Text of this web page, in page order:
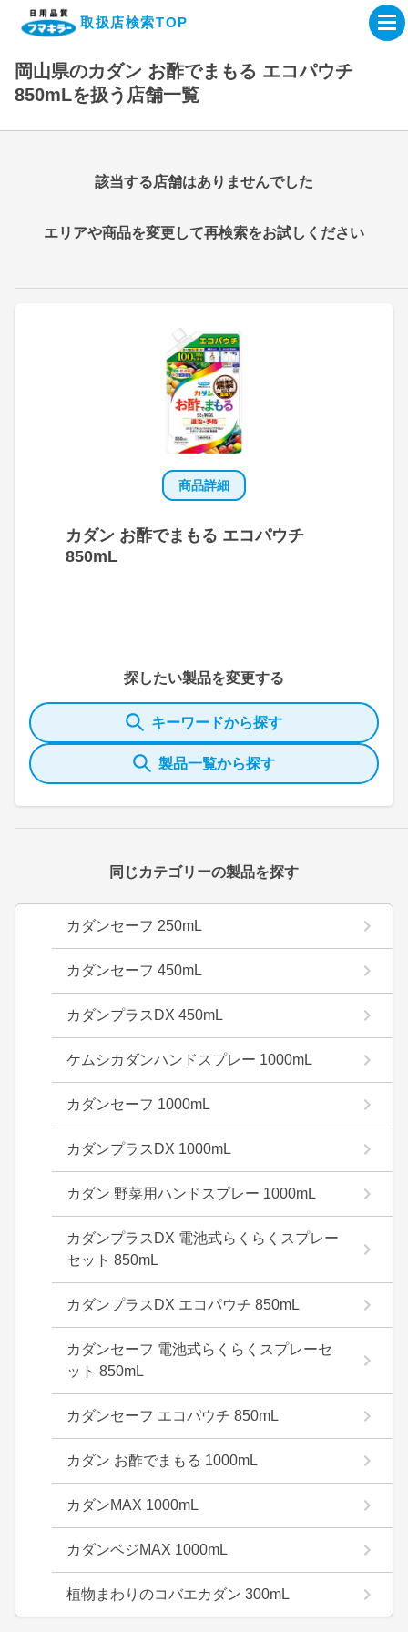
取扱店検索TOP
企業・IR情報サイト
製品情報サイト
オンラインショップ
製品検索はこちら
取扱店検索はこちら
岡山県のカダン お酢でまもる エコパウチ
850mLを扱う店舗一覧
商品詳細
カダン お酢でまもる エコパウチ
850mL
探したい製品を変更する
キーワードから探す
製品一覧から探す
同じカテゴリーの製品を探す
カダンセーフ 250mL
カダンセーフ 450mL
カダンプラスDX 450mL
ケムシカダンハンドスプレー 1000mL
カダンセーフ 1000mL
カダンプラスDX 1000mL
カダン 野菜用ハンドスプレー 1000mL
カダンプラスDX 電池式らくらくスプレー
セット 850mL
カダンプラスDX エコパウチ 850mL
カダンセーフ 電池式らくらくスプレーセ
ット 850mL
カダンセーフ エコパウチ 850mL
カダン お酢でまもる 1000mL
カダンMAX 1000mL
カダンベジMAX 1000mL
植物まわりのコバエカダン 300mL
該当する店舗はありませんでした
エリアや商品を変更して再検索をお試しください